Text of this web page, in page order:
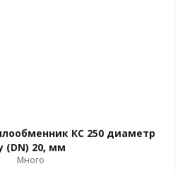
КС 250 диаметр
(DN) 20, мм
Много